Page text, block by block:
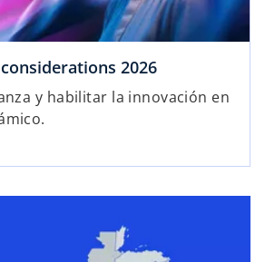
2026
y habilitar la innovación en